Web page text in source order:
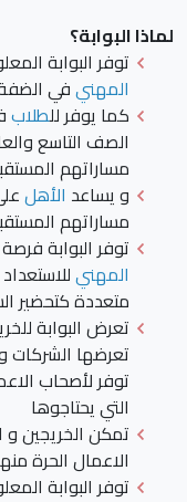
لماذا البوابة؟
توفر البوابة
المهنيفي
كما يوفر للطلاب
الصف التاسع
مساراتهم
و يساعد الأهل
مساراتهم
توفر البوابة
المهني
متعددة كتحضير
تعرض البوابة
تعرضها الشركات
توفر لأصحاب
التي يحتاجوها
تمكن الخريجين
الاعمال الحرة
توفر البوابة